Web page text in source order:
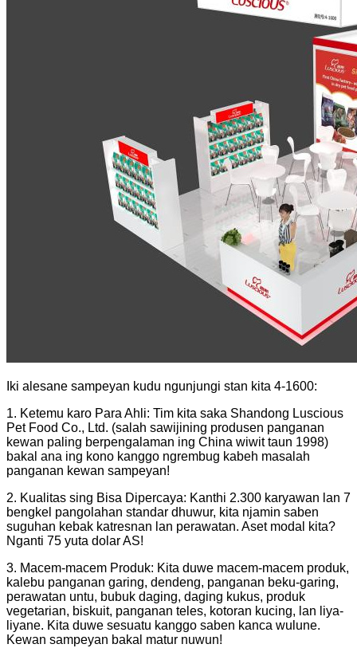
Iki alesane sampeyan kudu ngunjungi stan kita 4-1600:
1. Ketemu karo Para Ahli: Tim kita saka Shandong Luscious
Pet Food Co., Ltd. (salah sawijining produsen panganan
kewan paling berpengalaman ing China wiwit taun 1998)
bakal ana ing kono kanggo ngrembug kabeh masalah
panganan kewan sampeyan!
2. Kualitas sing Bisa Dipercaya: Kanthi 2.300 karyawan lan 7
bengkel pangolahan standar dhuwur, kita njamin saben
suguhan kebak katresnan lan perawatan. Aset modal kita?
Nganti 75 yuta dolar AS!
3. Macem-macem Produk: Kita duwe macem-macem produk,
kalebu panganan garing, dendeng, panganan beku-garing,
perawatan untu, bubuk daging, daging kukus, produk
vegetarian, biskuit, panganan teles, kotoran kucing, lan liya-
liyane. Kita duwe sesuatu kanggo saben kanca wulune.
Kewan sampeyan bakal matur nuwun!